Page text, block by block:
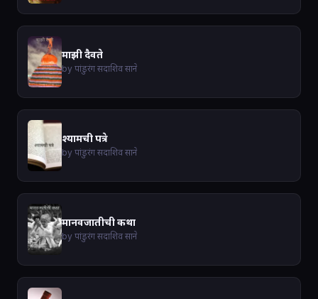
माझी दैवते
by पांडुरंग सदाशिव साने
श्यामची पत्रे
by पांडुरंग सदाशिव साने
मानवजातीची कथा
by पांडुरंग सदाशिव साने